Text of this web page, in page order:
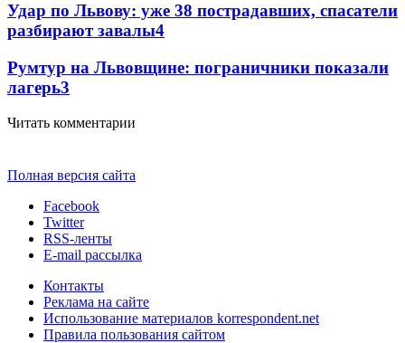
Удар по Львову: уже 38 пострадавших, спасатели
разбирают завалы4
Румтур на Львовщине: пограничники показали
лагерь3
Читать комментарии
Полная версия сайта
Facebook
Twitter
RSS-ленты
E-mail рассылка
Контакты
Реклама на сайте
Использование материалов korrespondent.net
Правила пользования сайтом